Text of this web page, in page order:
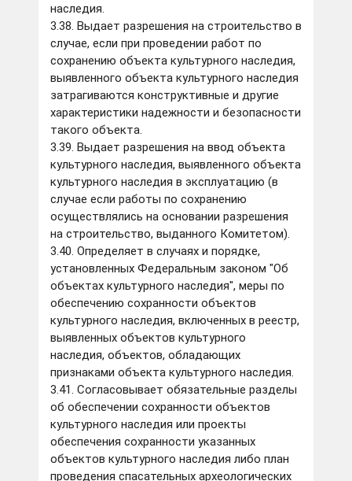
наследия.
3.38. Выдает разрешения на строительство в
случае, если при проведении работ по
сохранению объекта культурного наследия,
выявленного объекта культурного наследия
затрагиваются конструктивные и другие
характеристики надежности и безопасности
такого объекта.
3.39. Выдает разрешения на ввод объекта
культурного наследия, выявленного объекта
культурного наследия в эксплуатацию (в
случае если работы по сохранению
осуществлялись на основании разрешения
на строительство, выданного Комитетом).
3.40. Определяет в случаях и порядке,
установленных Федеральным законом "Об
объектах культурного наследия", меры по
обеспечению сохранности объектов
культурного наследия, включенных в реестр,
выявленных объектов культурного
наследия, объектов, обладающих
признаками объекта культурного наследия.
3.41. Согласовывает обязательные разделы
об обеспечении сохранности объектов
культурного наследия или проекты
обеспечения сохранности указанных
объектов культурного наследия либо план
проведения спасательных археологических